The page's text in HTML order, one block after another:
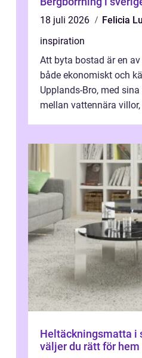
18 juli 2026
Felicia
inspiration
Att byta bostad är en
både ekonomiskt och
Upplands-Bro, med
mellan vattennära
Heltäckningsmatta i
väljer du rätt för